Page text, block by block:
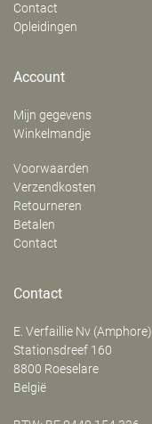
Contact
Opleidingen
Account
Mijn gegevens
Winkelmandje
Voorwaarden
Verzendkosten
Retourneren
Betalen
Contact
Contact
E. Verfaillie Nv (Amphore)
‍Stationsdreef 160
8800 Roeselare
België